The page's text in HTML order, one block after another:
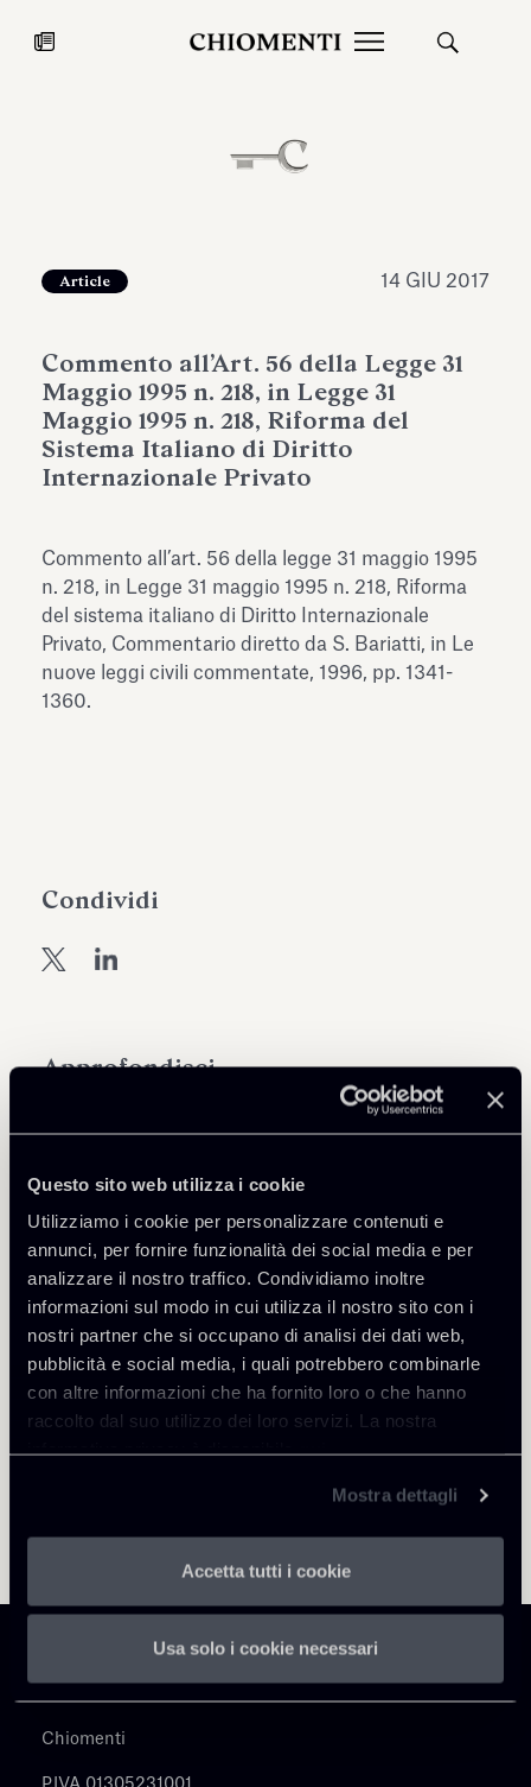
Questo sito web utilizza i cookie
Utilizziamo i cookie per personalizzare contenuti e
annunci, per fornire funzionalità dei social media e per
analizzare il nostro traffico. Condividiamo inoltre
informazioni sul modo in cui utilizza il nostro sito con i
nostri partner che si occupano di analisi dei dati web,
pubblicità e social media, i quali potrebbero combinarle
con altre informazioni che ha fornito loro o che hanno
raccolto dal suo utilizzo dei loro servizi. La nostra
informativa privacy è disponibilequi.
Mostra dettagli
Accetta tutti i cookie
Usa solo i cookie necessari
27 LUG 2026
Fondazione Torlonia inaugura la
dell’Antiquarium di Villa Albani
Leggi tutto
Approfondisci
Public Law, Regulatory & Authorities
Article 14 GIU 2017
Commento all’Art. 56 della Legge 31
Maggio 1995 n. 218, in Legge 31
Maggio 1995 n. 218, Riforma del
Sistema Italiano di Diritto
Internazionale Privato
Commento all’art. 56 della legge 31 maggio 1995
n. 218, in Legge 31 maggio 1995 n. 218, Riforma
del sistema italiano di Diritto Internazionale
Privato, Commentario diretto da S. Bariatti, in Le
nuove leggi civili commentate, 1996, pp. 1341-
1360.
Condividi
Torna agli Insights
Chiomenti